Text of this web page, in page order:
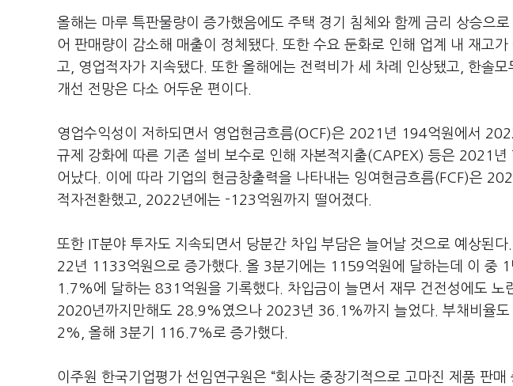
올해는 마루 특판물량이 증가했음에도 주택 경기 침체와 함께 금리 상승으
어 판매량이 감소해 매출이 정체됐다. 또한 수요 둔화로 인해 업계 내 재고
고, 영업적자가 지속됐다. 또한 올해에는 전력비가 세 차례 인상됐고, 한솔
개선 전망은 다소 어두운 편이다.
영업수익성이 저하되면서 영업현금흐름(OCF)은 2021년 194억원에서
규제 강화에 따른 기존 설비 보수로 인해 자본적지출(CAPEX) 등은 2021
어났다. 이에 따라 기업의 현금창출력을 나타내는 잉여현금흐름(FCF)은
적자전환했고, 2022년에는 -123억원까지 떨어졌다.
또한 IT분야 투자도 지속되면서 당분간 차입 부담은 늘어날 것으로 예상된
22년 1133억원으로 증가했다. 올 3분기에는 1159억원에 달하는데 이 중
1.7%에 달하는 831억원을 기록했다. 차입금이 늘면서 재무 건전성에도 노
2020년까지만해도 28.9%였으나 2023년 36.1%까지 늘었다. 부채비율
2%, 올해 3분기 116.7%로 증가했다.
이주원 한국기업평가 선임연구원은 “회사는 중장기적으로 고마진 제품 판